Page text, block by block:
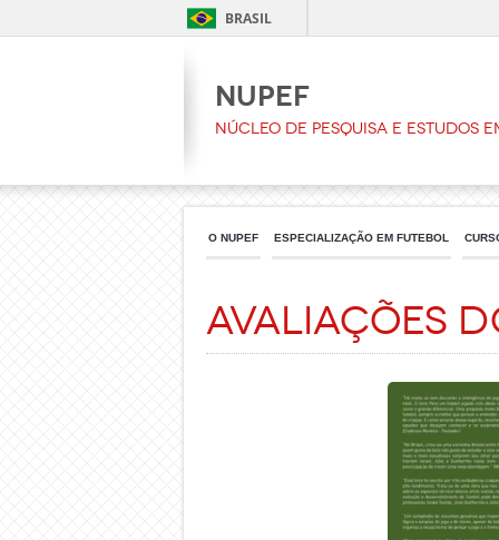
BRASIL
NUPEF
Núcleo de Pesquisa e Estudos
O NUPEF ESPECIALIZAÇÃO EM FUTEBOL
Avaliações